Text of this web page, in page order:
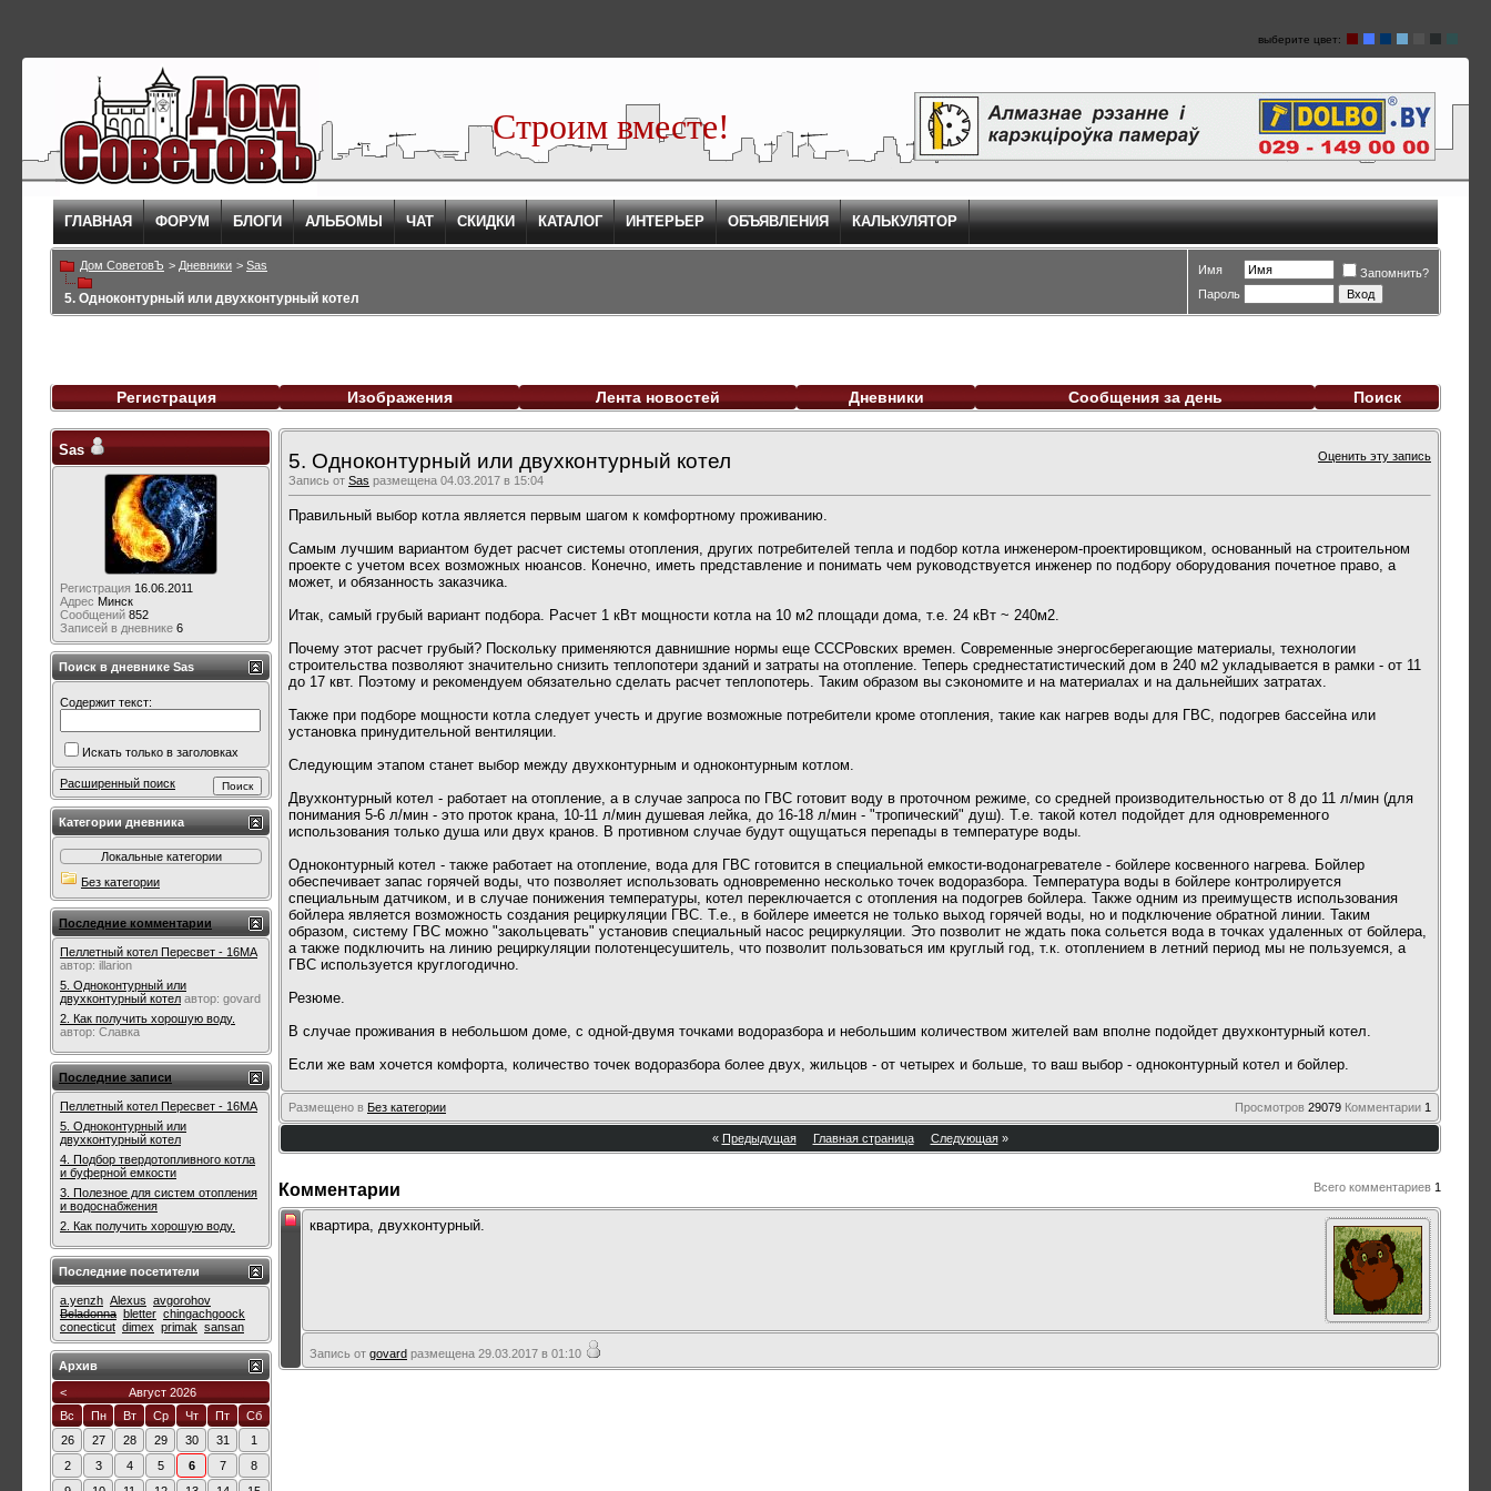
выберите цвет:
Строим вместе!
ГЛАВНАЯ ФОРУМ БЛОГИ АЛЬБОМЫ ЧАТ СКИДКИ КАТАЛОГ ИНТЕРЬЕР ОБЪЯВЛЕНИЯ КАЛЬКУЛЯТОР
Дом СоветовЪ > Дневники > Sas
5. Одноконтурный или двухконтурный котел
Имя
Запомнить?
Пароль
Регистрация Изображения Лента новостей Дневники Сообщения за день Поиск
Оценить эту запись
5. Одноконтурный или двухконтурный котел
Запись от Sas размещена 04.03.2017 в 15:04
Правильный выбор котла является первым шагом к комфортному проживанию.
Самым лучшим вариантом будет расчет системы отопления, других потребителей тепла и подбор котла инженером-проектировщиком, основанный на строительном
проекте с учетом всех возможных нюансов. Конечно, иметь представление и понимать чем руководствуется инженер по подбору оборудования почетное право, а
может, и обязанность заказчика.
Итак, самый грубый вариант подбора. Расчет 1 кВт мощности котла на 10 м2 площади дома, т.е. 24 кВт ~ 240м2.
Почему этот расчет грубый? Поскольку применяются давнишние нормы еще СССРовских времен. Современные энергосберегающие материалы, технологии
строительства позволяют значительно снизить теплопотери зданий и затраты на отопление. Теперь среднестатистический дом в 240 м2 укладывается в рамки - от 11
до 17 квт. Поэтому и рекомендуем обязательно сделать расчет теплопотерь. Таким образом вы сэкономите и на материалах и на дальнейших затратах.
Также при подборе мощности котла следует учесть и другие возможные потребители кроме отопления, такие как нагрев воды для ГВС, подогрев бассейна или
установка принудительной вентиляции.
Следующим этапом станет выбор между двухконтурным и одноконтурным котлом.
Двухконтурный котел - работает на отопление, а в случае запроса по ГВС готовит воду в проточном режиме, со средней производительностью от 8 до 11 л/мин (для
понимания 5-6 л/мин - это проток крана, 10-11 л/мин душевая лейка, до 16-18 л/мин - "тропический" душ). Т.е. такой котел подойдет для одновременного
использования только душа или двух кранов. В противном случае будут ощущаться перепады в температуре воды.
Одноконтурный котел - также работает на отопление, вода для ГВС готовится в специальной емкости-водонагревателе - бойлере косвенного нагрева. Бойлер
обеспечивает запас горячей воды, что позволяет использовать одновременно несколько точек водоразбора. Температура воды в бойлере контролируется
специальным датчиком, и в случае понижения температуры, котел переключается с отопления на подогрев бойлера. Также одним из преимуществ использования
бойлера является возможность создания рециркуляции ГВС. Т.е., в бойлере имеется не только выход горячей воды, но и подключение обратной линии. Таким
образом, систему ГВС можно "закольцевать" установив специальный насос рециркуляции. Это позволит не ждать пока сольется вода в точках удаленных от бойлера,
а также подключить на линию рециркуляции полотенцесушитель, что позволит пользоваться им круглый год, т.к. отоплением в летний период мы не пользуемся, а
ГВС используется круглогодично.
Резюме.
В случае проживания в небольшом доме, с одной-двумя точками водоразбора и небольшим количеством жителей вам вполне подойдет двухконтурный котел.
Если же вам хочется комфорта, количество точек водоразбора более двух, жильцов - от четырех и больше, то ваш выбор - одноконтурный котел и бойлер.
Размещено в Без категории Просмотров 29079 Комментарии 1
« Предыдущая Главная страница Следующая»
Всего комментариев 1
Комментарии
квартира, двухконтурный.
Запись от govard размещена 29.03.2017 в 01:10
Sas
Регистрация 16.06.2011
Адрес Минск
Сообщений 852
Записей в дневнике 6
Поиск в дневнике Sas
Содержит текст:
Искать только в заголовках
Расширенный поиск
Категории дневника
Локальные категории
Без категории
Последние комментарии
Пеллетный котел Пересвет - 16МА
автор: illarion
5. Одноконтурный или
двухконтурный котел автор: govard
2. Как получить хорошую воду.
автор: Славка
Последние записи
Пеллетный котел Пересвет - 16МА
5. Одноконтурный или
двухконтурный котел
4. Подбор твердотопливного котла
и буферной емкости
3. Полезное для систем отопления
и водоснабжения
2. Как получить хорошую воду.
Последние посетители
a.yenzh Alexus avgorohov
Beladonna bletter chingachgoock
conecticut dimex primak sansan
Архив
<
Август 2026
Вс
Пн Вт Ср Чт Пт
Сб
26
27 28 29 30 31
1
2
3 4 5 6 7
8